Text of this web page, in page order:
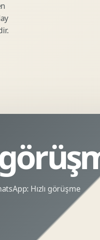
Hızlı görüşme